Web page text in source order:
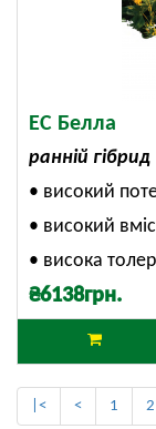
ЕС Белла
ранній гібрид
• високий
• високий
• висока
₴6138грн.
|< < 1 2